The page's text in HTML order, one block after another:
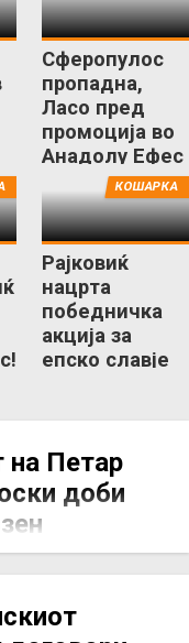
Сферопулос
пропадна,
Ласо пред
промоција во
Анадолу Ефес
Рајковиќ
нацрта
победничка
акција за
епско славје
КОШАРКА
на Петар
доби
и ќе